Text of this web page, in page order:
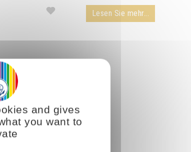
Lesen Sie mehr...
and gives
you want to